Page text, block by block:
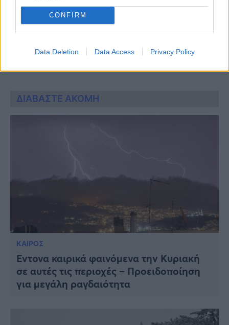
CONFIRM
Data Deletion Data Access Privacy Policy
ipliroforia.gr στο Google News
ΔΙΑΒΑΣΤΕ ΑΚΟΜΗ
ΚΑΙΡΟΣ
Έντονα καιρικά φαινόμενα την Κυριακή
σε αυτές τις περιοχές – Προειδοποίηση
για μεγάλη ραγδαιότητα